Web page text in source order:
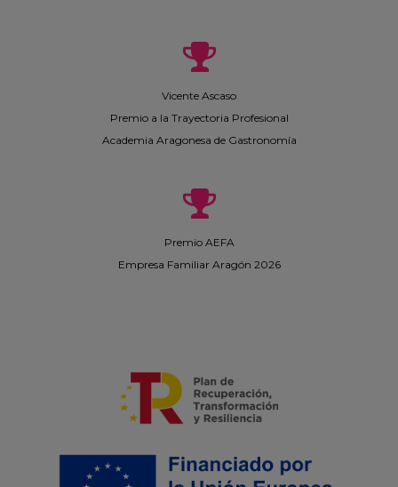
Vicente Ascaso
Premio a la Trayectoria Profesional
Academia Aragonesa de Gastronomía
Premio AEFA
Empresa Familiar Aragón 2026